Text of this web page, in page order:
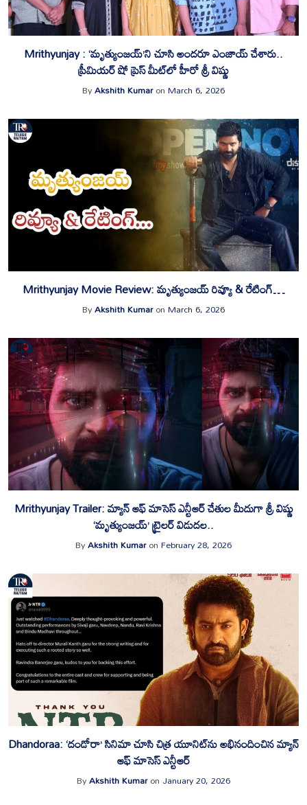
Mrithyunjay : ‘మృత్యుంజయ్’ని చూసి అందరూ ఎంజాయ్ చేశారు..
ప్రీమియర్ షో ప్రెస్ మీట్‌లో హీరో శ్రీ విష్ణు
ByAkshith KumaronMarch 6, 2026
Mrithyunjay Movie Review: మృత్యుంజయ్ రివ్యూ & రేటింగ్…
ByAkshith KumaronMarch 6, 2026
Mrithyunjay Trailer: మ్యాన్ ఆఫ్ మాసెస్ ఎన్టీఆర్ చేతుల మీదుగా శ్రీ విష్ణు
‘మృత్యుంజయ్’ ట్రైలర్ విడుదల..
ByAkshith KumaronFebruary 28, 2026
Dhandoraa: ‘దండోరా’ సినిమా చూసి చిత్ర యూనిట్‌ను అభినందించిన మ్యాన్
ఆఫ్ మాసెస్ ఎన్టీఆర్‌
ByAkshith Kumaron January 20, 2026